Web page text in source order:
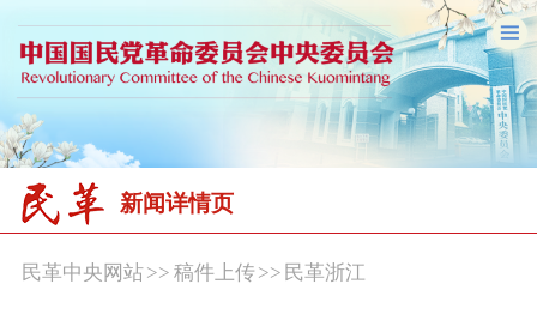
新闻详情页
民革中央网站>> 稿件上传 >> 民革浙江